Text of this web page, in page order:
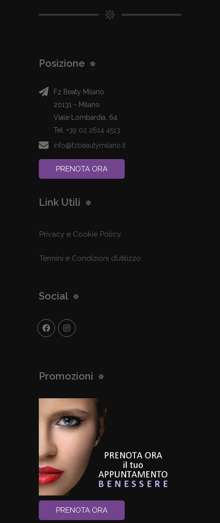
Posizione
Fz Beaty Milano
20131 - Milano
Viale Lombardia, 64
Tel. +39 02 2614 4513
info@fzbeautymilano.it
PRENOTA ORA
Link Utili
Privacy e Cookie Policy
Termini e Condizioni d’utilizzo
Social
Promozioni
PRENOTA ORA